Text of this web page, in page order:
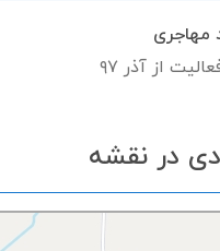
مهاجری
از آذر ۹۷
در نقشه